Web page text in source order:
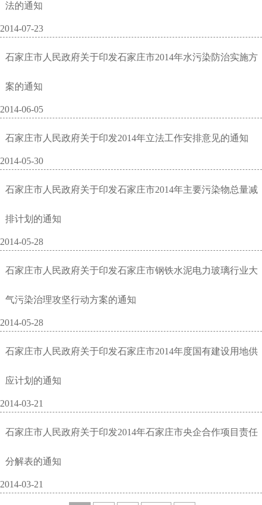
法的通知
2014-07-23
石家庄市人民政府关于印发石家庄市2014年水污染防治实施方
案的通知
2014-06-05
石家庄市人民政府关于印发2014年立法工作安排意见的通知
2014-05-30
石家庄市人民政府关于印发石家庄市2014年主要污染物总量减
排计划的通知
2014-05-28
石家庄市人民政府关于印发石家庄市钢铁水泥电力玻璃行业大
气污染治理攻坚行动方案的通知
2014-05-28
石家庄市人民政府关于印发石家庄市2014年度国有建设用地供
应计划的通知
2014-03-21
石家庄市人民政府关于印发2014年石家庄市央企合作项目责任
分解表的通知
2014-03-21